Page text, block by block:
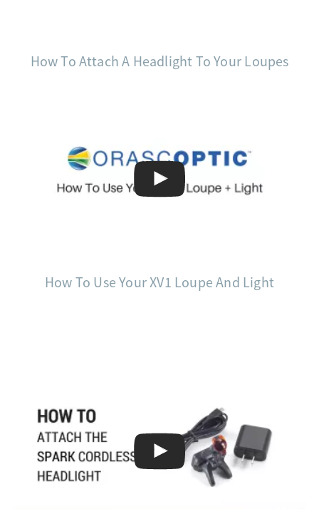
How To Attach A Headlight To Your Loupes
How To Use Your XV1 Loupe And Light